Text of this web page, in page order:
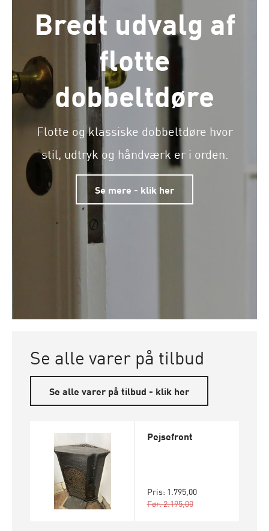
Bredt udvalg af
flotte
dobbeltdøre
Flotte og klassiske dobbeltdøre hvor
stil, udtryk og håndværk er i orden.
Se mere - klik her
Se alle varer på tilbud
Se alle varer på tilbud - klik her
Pejsefront
Pris: 1.795,00
Før: 2.195,00